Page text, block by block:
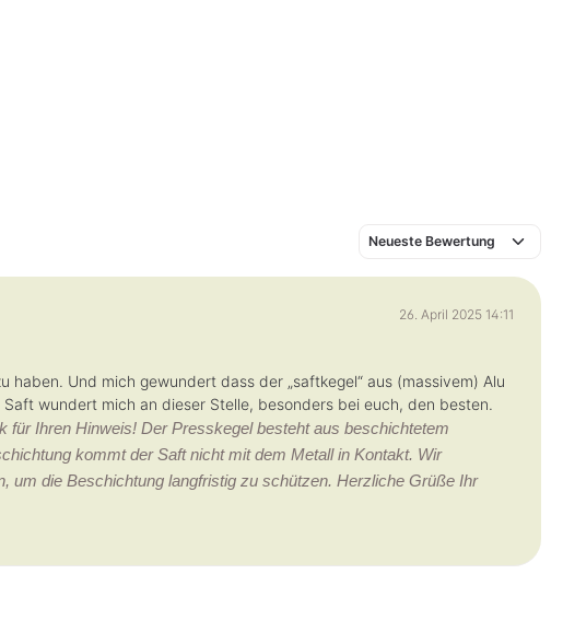
26. April 2025 14:11
haben. Und mich gewundert dass der „saftkegel“ aus (massivem) Alu
wundert mich an dieser Stelle, besonders bei euch, den besten.
für Ihren Hinweis! Der Presskegel besteht aus beschichtetem
kommt der Saft nicht mit dem Metall in Kontakt. Wir
um die Beschichtung langfristig zu schützen. Herzliche Grüße Ihr